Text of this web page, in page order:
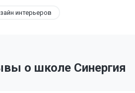
интерьеров
о школе Синергия